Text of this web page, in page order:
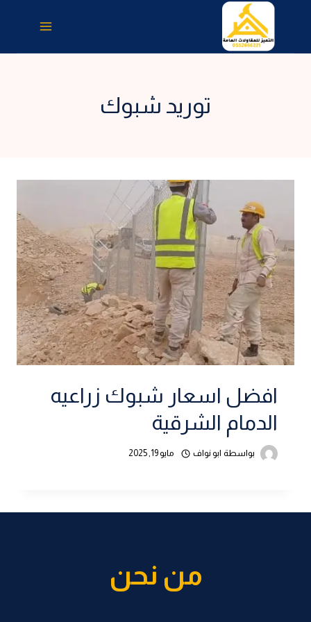
المحتوى
توريد شبوك
افضل اسعار شبوك زراعيه
الدمام الشرقية
بواسطة ابو نواف مايو 19, 2025
من نحن